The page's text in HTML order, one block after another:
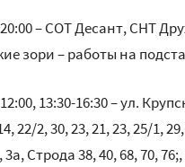
– СОТ Десант, СНТ
зори – работы на
13:30-16:30 – ул.
22/2, 30, 23, 21, 23, 25/1,
3а, Строда 38, 40, 68, 70,